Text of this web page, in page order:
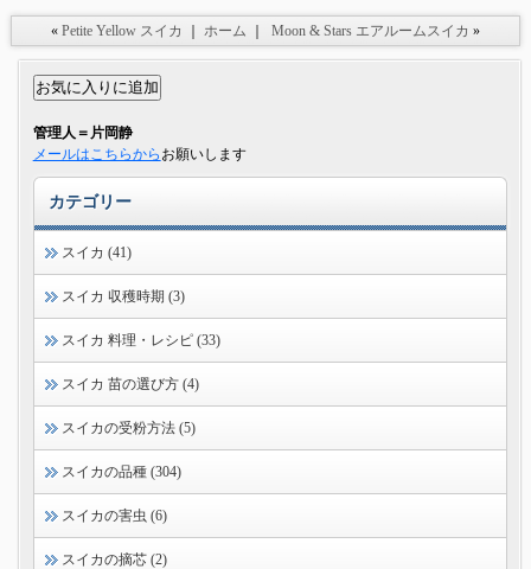
« Petite Yellow スイカ ｜ ホーム ｜ Moon & Stars エアルームスイカ »
管理人＝片岡静
メールはこちらから お願いします
カテゴリー
スイカ (41)
スイカ 収穫時期 (3)
スイカ 料理・レシピ (33)
スイカ 苗の選び方 (4)
スイカの受粉方法 (5)
スイカの品種 (304)
スイカの害虫 (6)
スイカの摘芯 (2)